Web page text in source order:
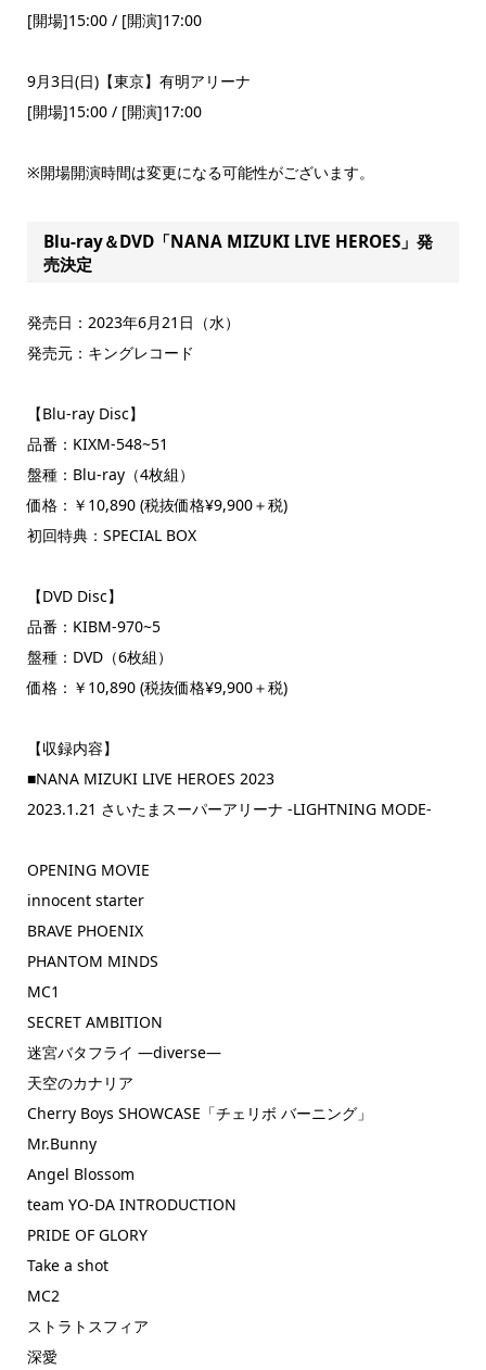
[開場]15:00 / [開演]17:00
9月3日(日)【東京】有明アリーナ
[開場]15:00 / [開演]17:00
※開場開演時間は変更になる可能性がございます。
Blu-ray＆DVD「NANA MIZUKI LIVE HEROES」発
売決定
発売日：2023年6月21日（水）
発売元：キングレコード
【Blu-ray Disc】
品番：KIXM-548~51
盤種：Blu-ray（4枚組）
価格：￥10,890 (税抜価格¥9,900＋税)
初回特典：SPECIAL BOX
【DVD Disc】
品番：KIBM-970~5
盤種：DVD（6枚組）
価格：￥10,890 (税抜価格¥9,900＋税)
【収録内容】
■NANA MIZUKI LIVE HEROES 2023
2023.1.21 さいたまスーパーアリーナ -LIGHTNING MODE-
OPENING MOVIE
innocent starter
BRAVE PHOENIX
PHANTOM MINDS
MC1
SECRET AMBITION
迷宮バタフライ ―diverse―
天空のカナリア
Cherry Boys SHOWCASE「チェリボ バーニング」
Mr.Bunny
Angel Blossom
team YO-DA INTRODUCTION
PRIDE OF GLORY
Take a shot
MC2
ストラトスフィア
深愛